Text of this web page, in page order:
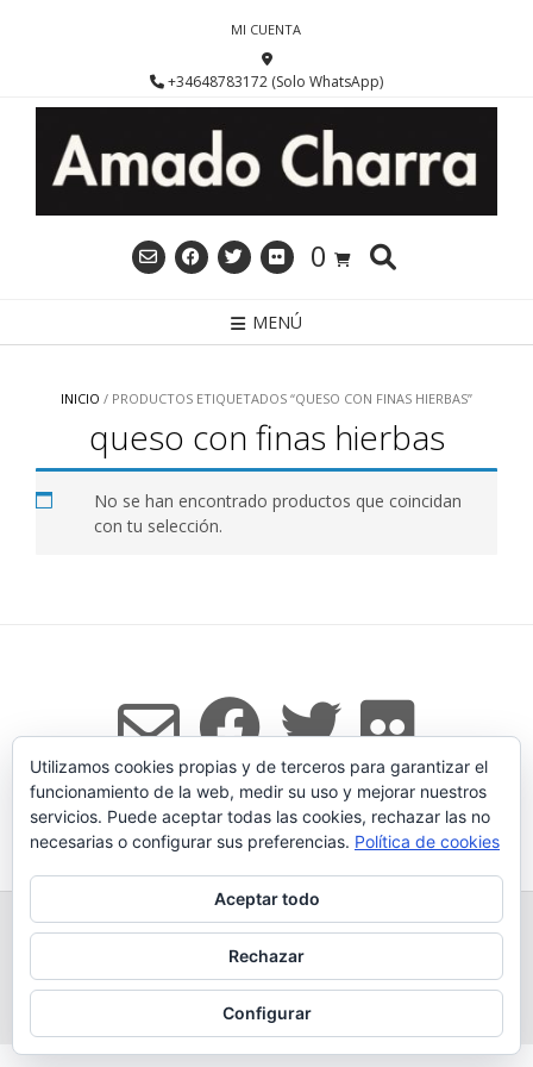
MI CUENTA
+34648783172 (Solo WhatsApp)
0
MENÚ
INICIO / PRODUCTOS ETIQUETADOS “QUESO CON FINAS HIERBAS”
queso con finas hierbas
No se han encontrado productos que coincidan
con tu selección.
Tema:Voguede Kaira
TODOS LOS PRODUCTOS LEGADO
QUESERÍA
GANADERÍA PROPIA
CONDICIONES DE COMPRA
AVISO LEGAL Y POLÍTICA DE PRIVACIDAD
POLÍTICA DE COOKIES
MÁS INFORMACIÓN SOBRE LAS COOKIES
Utilizamos cookies propias y de terceros para garantizar el
funcionamiento de la web, medir su uso y mejorar nuestros
servicios. Puede aceptar todas las cookies, rechazar las no
necesarias o configurar sus preferencias. Política de cookies
Aceptar todo
Rechazar
Configurar